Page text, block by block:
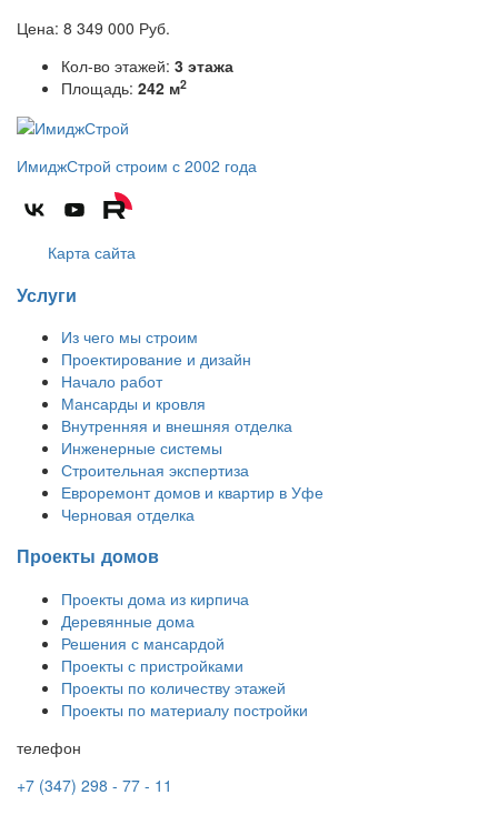
Цена: 8 349 000 Руб.
Кол-во этажей: 3 этажа
Площадь: 242 м2
ИмиджСтрой строим с 2002 года
Карта сайта
Услуги
Из чего мы строим
Проектирование и дизайн
Начало работ
Мансарды и кровля
Внутренняя и внешняя отделка
Инженерные системы
Строительная экспертиза
Евроремонт домов и квартир в Уфе
Черновая отделка
Проекты домов
Проекты дома из кирпича
Деревянные дома
Решения с мансардой
Проекты с пристройками
Проекты по количеству этажей
Проекты по материалу постройки
телефон
+7 (347) 298 - 77 - 11